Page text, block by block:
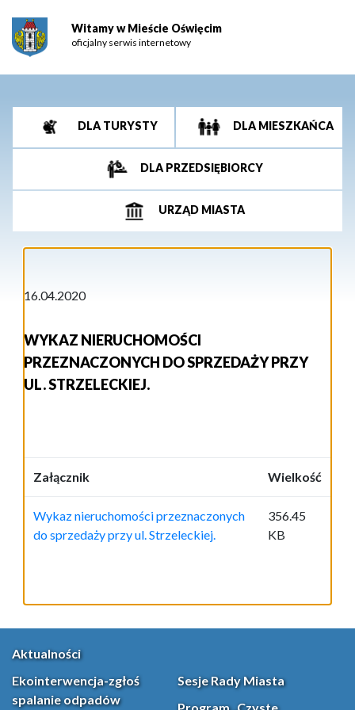
Witamy w Mieście Oświęcim
oficjalny serwis internetowy
DLA TURYSTY DLA MIESZKAŃCA
DLA PRZEDSIĘBIORCY
URZĄD MIASTA
16.04.2020
WYKAZ NIERUCHOMOŚCI
PRZEZNACZONYCH DO SPRZEDAŻY PRZY
UL. STRZELECKIEJ.
Załącznik Wielkość
Wykaz nieruchomości przeznaczonych
do sprzedaży przy ul. Strzeleckiej.
356.45
KB
Aktualności
Ekointerwencja-zgłoś
spalanie odpadów
Sesje Rady Miasta